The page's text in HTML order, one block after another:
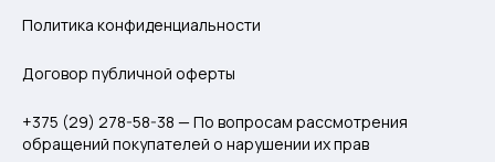
Политика конфиденциальности
Договор публичной оферты
+375 (29) 278-58-38 — По вопросам рассмотрения
обращений покупателей о нарушении их прав